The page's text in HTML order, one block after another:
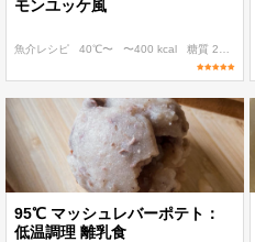
モンユッケ風
魚介レシピ 40℃〜 〜400 kcal 糖質 20g以下
95℃ マッシュレバーポテト：
低温調理 離乳食